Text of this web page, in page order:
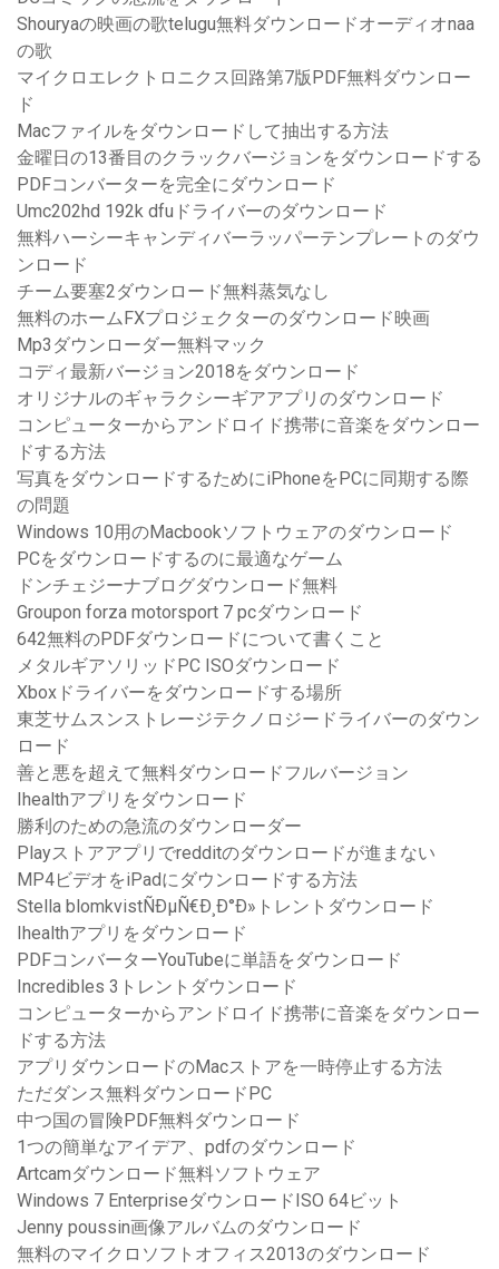
Shouryaの映画の歌telugu無料ダウンロードオーディオnaa
の歌
マイクロエレクトロニクス回路第7版PDF無料ダウンロー
ド
Macファイルをダウンロードして抽出する方法
金曜日の13番目のクラックバージョンをダウンロードする
PDFコンバーターを完全にダウンロード
Umc202hd 192k dfuドライバーのダウンロード
無料ハーシーキャンディバーラッパーテンプレートのダウ
ンロード
チーム要塞2ダウンロード無料蒸気なし
無料のホームFXプロジェクターのダウンロード映画
Mp3ダウンローダー無料マック
コディ最新バージョン2018をダウンロード
オリジナルのギャラクシーギアアプリのダウンロード
コンピューターからアンドロイド携帯に音楽をダウンロー
ドする方法
写真をダウンロードするためにiPhoneをPCに同期する際
の問題
Windows 10用のMacbookソフトウェアのダウンロード
PCをダウンロードするのに最適なゲーム
ドンチェジーナブログダウンロード無料
Groupon forza motorsport 7 pcダウンロード
642無料のPDFダウンロードについて書くこと
メタルギアソリッドPC ISOダウンロード
Xboxドライバーをダウンロードする場所
東芝サムスンストレージテクノロジードライバーのダウン
ロード
善と悪を超えて無料ダウンロードフルバージョン
Ihealthアプリをダウンロード
勝利のための急流のダウンローダー
Playストアアプリでredditのダウンロードが進まない
MP4ビデオをiPadにダウンロードする方法
Stella blomkvistÑÐµÑ€Ð¸Ð°Ð»トレントダウンロード
Ihealthアプリをダウンロード
PDFコンバーターYouTubeに単語をダウンロード
Incredibles 3トレントダウンロード
コンピューターからアンドロイド携帯に音楽をダウンロー
ドする方法
アプリダウンロードのMacストアを一時停止する方法
ただダンス無料ダウンロードPC
中つ国の冒険PDF無料ダウンロード
1つの簡単なアイデア、pdfのダウンロード
Artcamダウンロード無料ソフトウェア
Windows 7 EnterpriseダウンロードISO 64ビット
Jenny poussin画像アルバムのダウンロード
無料のマイクロソフトオフィス2013のダウンロード